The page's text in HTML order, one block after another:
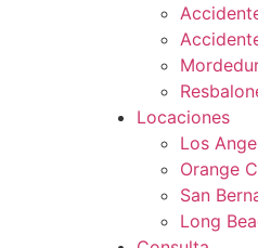
Locaciones
Los
Orange
San
Long